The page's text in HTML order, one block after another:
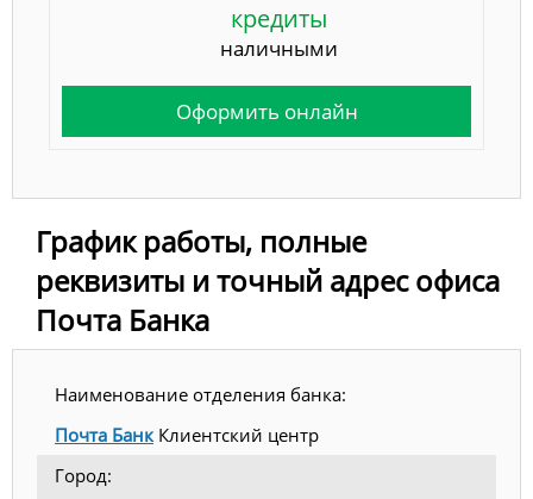
кредиты
наличными
Оформить онлайн
График работы, полные
реквизиты и точный адрес офиса
Почта Банка
Наименование отделения банка:
Почта БанкКлиентский центр
Город: